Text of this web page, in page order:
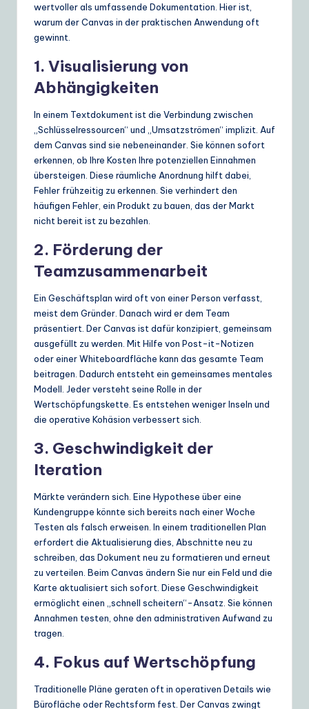
wertvoller als umfassende Dokumentation. Hier ist,
warum der Canvas in der praktischen Anwendung oft
gewinnt.
1. Visualisierung von
Abhängigkeiten
In einem Textdokument ist die Verbindung zwischen
„Schlüsselressourcen“ und „Umsatzströmen“ implizit. Auf
dem Canvas sind sie nebeneinander. Sie können sofort
erkennen, ob Ihre Kosten Ihre potenziellen Einnahmen
übersteigen. Diese räumliche Anordnung hilft dabei,
Fehler frühzeitig zu erkennen. Sie verhindert den
häufigen Fehler, ein Produkt zu bauen, das der Markt
nicht bereit ist zu bezahlen.
2. Förderung der
Teamzusammenarbeit
Ein Geschäftsplan wird oft von einer Person verfasst,
meist dem Gründer. Danach wird er dem Team
präsentiert. Der Canvas ist dafür konzipiert, gemeinsam
ausgefüllt zu werden. Mit Hilfe von Post-it-Notizen
oder einer Whiteboardfläche kann das gesamte Team
beitragen. Dadurch entsteht ein gemeinsames mentales
Modell. Jeder versteht seine Rolle in der
Wertschöpfungskette. Es entstehen weniger Inseln und
die operative Kohäsion verbessert sich.
3. Geschwindigkeit der
Iteration
Märkte verändern sich. Eine Hypothese über eine
Kundengruppe könnte sich bereits nach einer Woche
Testen als falsch erweisen. In einem traditionellen Plan
erfordert die Aktualisierung dies, Abschnitte neu zu
schreiben, das Dokument neu zu formatieren und erneut
zu verteilen. Beim Canvas ändern Sie nur ein Feld und die
Karte aktualisiert sich sofort. Diese Geschwindigkeit
ermöglicht einen „schnell scheitern“-Ansatz. Sie können
Annahmen testen, ohne den administrativen Aufwand zu
tragen.
4. Fokus auf Wertschöpfung
Traditionelle Pläne geraten oft in operativen Details wie
Bürofläche oder Rechtsform fest. Der Canvas zwingt